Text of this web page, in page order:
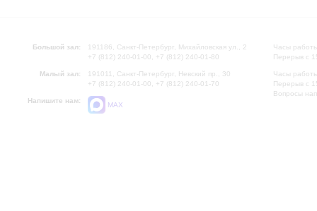
Большой зал:
191186, Санкт-Петербург, Михайловская ул., 2
+7 (812) 240-01-00, +7 (812) 240-01-80
Малый зал:
191011, Санкт-Петербург, Невский пр., 30
+7 (812) 240-01-00, +7 (812) 240-01-70
Напишите нам:
MAX
Часы
Перерыв с
Часы
Перерыв с
Вопросы